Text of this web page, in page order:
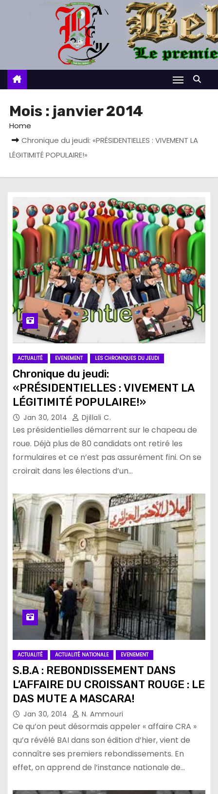
c
Mois : janvier 2014
Home
Chronique du jeudi: «PRÉSIDENTIELLES : VIVEMENT LA
LÉGITIMITÉ POPULAIRE!»
ACTUALITÉ EVENEMENT LES CHRONIQUES DU JEUDI
Chronique du jeudi:
«PRÉSIDENTIELLES : VIVEMENT LA
LÉGITIMITÉ POPULAIRE!»
Jan 30, 2014 Djillali C.
Les présidentielles démarrent sur le chapeau de
roue. Déjà plus de 80 candidats ont retiré les
formulaires et ce n’est pas assurément fini. On se
croirait dans les élections d’un…
ACTUALITÉ ACTUALITÉ NATIONALE EVENEMENT
S.B.A : REBONDISSEMENT DANS
L’AFFAIRE DU CROISSANT ROUGE : LE
DAS MUTE A MASCARA!
Jan 30, 2014 N. Ammouri
Ce qu’on peut désormais appeler « affaire CRA »
qu’a révélé BAI dans son édition d’hier, vient de
connaître ses premiers rebondissements. En
effet, on apprend de l’instance nationale de…